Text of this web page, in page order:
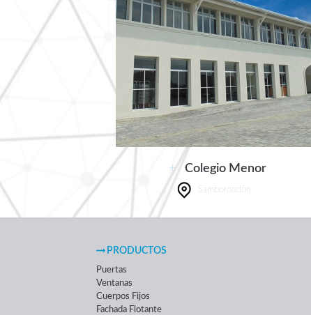
+ Colegio Menor
Samborondón
PRODUCTOS
Puertas
Ventanas
Cuerpos Fijos
Fachada Flotante